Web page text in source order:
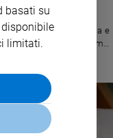
che rallenta il
resprtano in autonomia e
Giappone, l'Italia è il primo
basati su
limitati.